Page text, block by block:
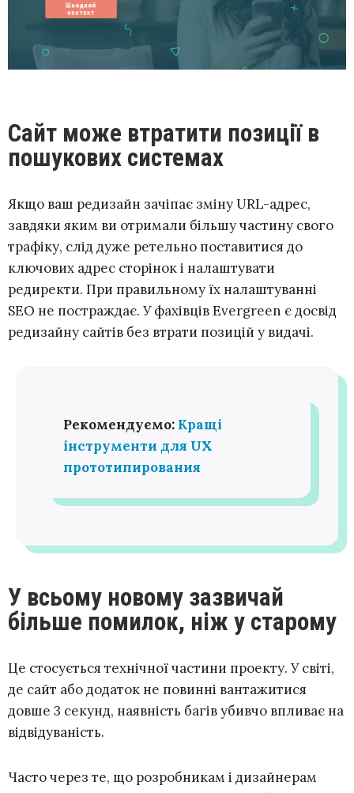
Сайт може втратити позиції в
пошукових системах
Якщо ваш редизайн зачіпає зміну URL-адрес,
завдяки яким ви отримали більшу частину свого
трафіку, слід дуже ретельно поставитися до
ключових адрес сторінок і налаштувати
редиректи. При правильному їх налаштуванні
SEO не постраждає. У фахівців Evergreen є досвід
редизайну сайтів без втрати позицій у видачі.
Рекомендуємо: Кращі
інструменти для UX
прототипирования
У всьому новому зазвичай
більше помилок, ніж у старому
Це стосується технічної частини проекту. У світі,
де сайт або додаток не повинні вантажитися
довше 3 секунд, наявність багів убивчо впливає на
відвідуваність.
Часто через те, що розробникам і дизайнерам